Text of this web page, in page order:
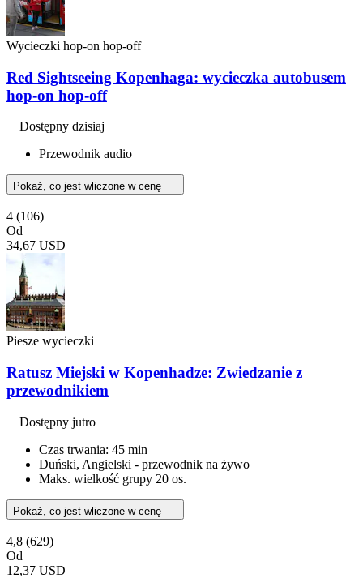
Wycieczki hop-on hop-off
Red Sightseeing Kopenhaga: wycieczka autobusem
hop-on hop-off
Dostępny dzisiaj
Przewodnik audio
Pokaż, co jest wliczone w cenę
4 (106)
Od
34,67 USD
Piesze wycieczki
Ratusz Miejski w Kopenhadze: Zwiedzanie z
przewodnikiem
Dostępny jutro
Czas trwania: 45 min
Duński, Angielski - przewodnik na żywo
Maks. wielkość grupy 20 os.
Pokaż, co jest wliczone w cenę
4,8 (629)
Od
12,37 USD